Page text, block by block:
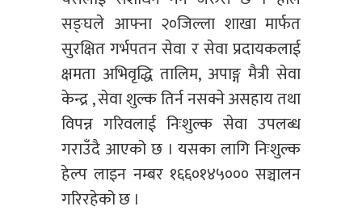
सङ्घले आफ्ना २०जिल्ला शाखा मार्फत
सुरक्षित गर्भपतन सेवा र सेवा प्रदायकलाई
क्षमता अभिवृद्धि तालिम, अपाङ्ग मैत्री सेवा
केन्द्र , सेवा शुल्क तिर्न नसक्ने असहाय तथा
विपन्न गरिवलाई निःशुल्क सेवा उपलब्ध
गराउँदै आएको छ । यसका लागि निःशुल्क
हेल्प लाइन नम्बर १६६०१४५००० सञ्चालन
गरिरहेको छ ।